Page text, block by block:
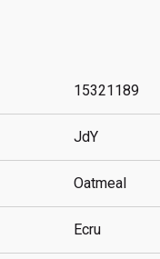
15321189
JdY
Oatmeal
Ecru